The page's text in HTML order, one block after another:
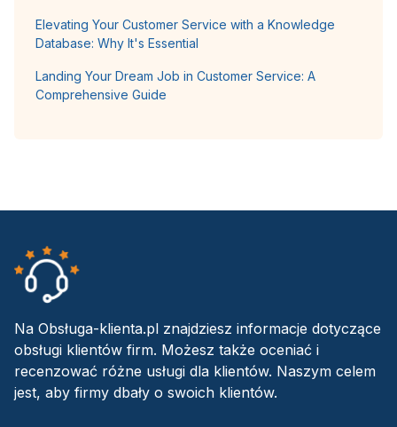
Elevating Your Customer Service with a Knowledge
Database: Why It's Essential
Landing Your Dream Job in Customer Service: A
Comprehensive Guide
Na Obsługa-klienta.pl znajdziesz informacje dotyczące
obsługi klientów firm. Możesz także oceniać i
recenzować różne usługi dla klientów. Naszym celem
jest, aby firmy dbały o swoich klientów.